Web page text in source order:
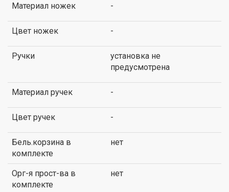
Материал ножек -
Цвет ножек -
Ручки
установка не
предусмотрена
Материал ручек -
Цвет ручек -
Бель.корзина в
комплекте
нет
Орг-я прост-ва в
комплекте
нет